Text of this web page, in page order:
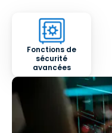
Fonctions de
sécurité
avancées